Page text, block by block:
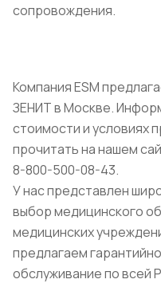
сопровождения.
Компания ESM
ЗЕНИТ в Москве.
стоимости и условиях
прочитать на нашем
8-800-500-08-43.
У нас представлен
выбор медицинского
медицинских
предлагаем
обслуживание по всей